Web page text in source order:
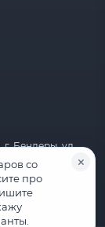
Бендеры, ул.
со
про